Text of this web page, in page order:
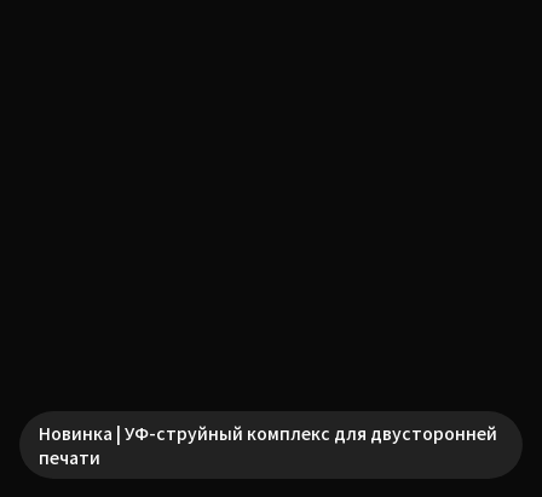
Новинка | УФ-струйный комплекс для двусторонней
печати